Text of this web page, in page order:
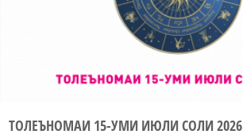
ТОЛЕЪНОМАИ 15-УМИ ИЮЛИ СОЛИ 2026